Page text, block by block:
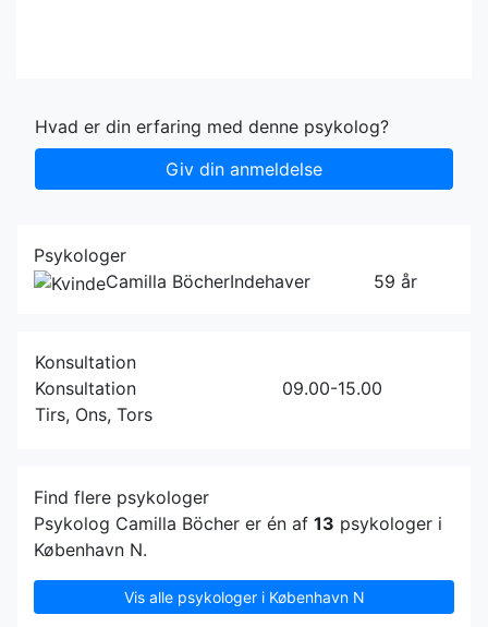
Hvad er din erfaring med denne psykolog?
Giv din anmeldelse
Psykologer
Camilla BöcherIndehaver 59 år
Konsultation
Konsultation
09.00-15.00
Tirs, Ons, Tors
Find flere psykologer
Psykolog Camilla Böcher er én af 13 psykologer i
København N.
Vis alle psykologer i København N